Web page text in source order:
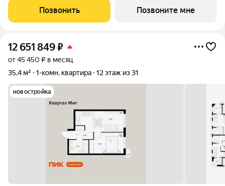
расположение 20 минут пешком до станции метро
«Пятницкое шоссе». 8 минут на автомобиле
Позвонить Позвоните мне
12 651 849₽
от 45 450 ₽ в месяц
35,4 м²
1-комн. квартира 12 этаж из 31
новостройка